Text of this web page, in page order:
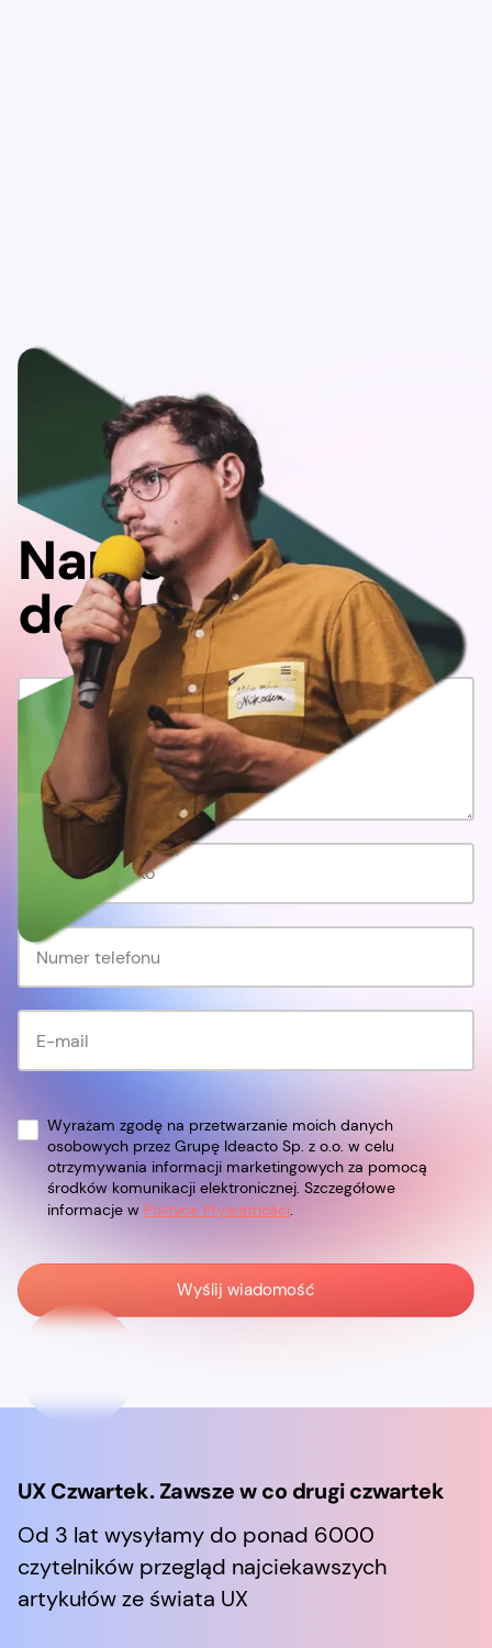
Napisz
do nas!
Wyrażam zgodę na przetwarzanie moich danych
osobowych przez Grupę Ideacto Sp. z o.o. w celu
otrzymywania informacji marketingowych za pomocą
środków komunikacji elektronicznej. Szczegółowe
informacje w Polityce Prywatności.
UX Czwartek. Zawsze w co drugi czwartek
Od 3 lat wysyłamy do ponad 6000
czytelników przegląd najciekawszych
artykułów ze świata UX